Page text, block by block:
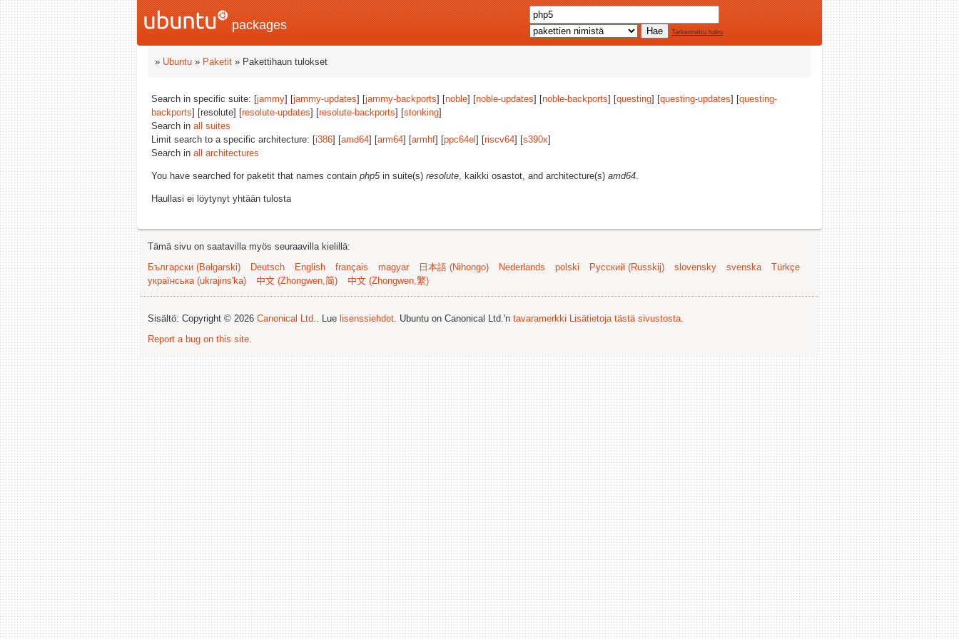
packages Tarkennettu haku
» Ubuntu » Paketit » Pakettihaun tulokset
Search in specific suite: [jammy] [jammy-updates] [jammy-backports] [noble] [noble-updates] [noble-backports] [questing] [questing-updates] [questing-
backports] [resolute] [resolute-updates] [resolute-backports] [stonking]
Search in all suites
Limit search to a specific architecture: [i386] [amd64] [arm64] [armhf] [ppc64el ] [riscv64] [s390x]
Search in all architectures
You have searched for paketit that names contain php5in suite(s) resolute, kaikki osastot, and architecture(s) amd64.
Haullasi ei löytynyt yhtään tulosta
Tämä sivu on saatavilla myös seuraavilla kielillä:
Български (Bəlgarski)
Deutsch English français magyar 日本語 (Nihongo) Nederlands polski Русский (Russkij) slovensky svenska
Türkçe
українська (ukrajins'ka)
中文 (Zhongwen,简) 中文 (Zhongwen,繁)
Sisältö: Copyright © 2026 Canonical Ltd.. Lue lisenssiehdot. Ubuntu on Canonical Ltd.'n tavaramerkki Lisätietoja tästä sivustosta.
Report a bug on this site.